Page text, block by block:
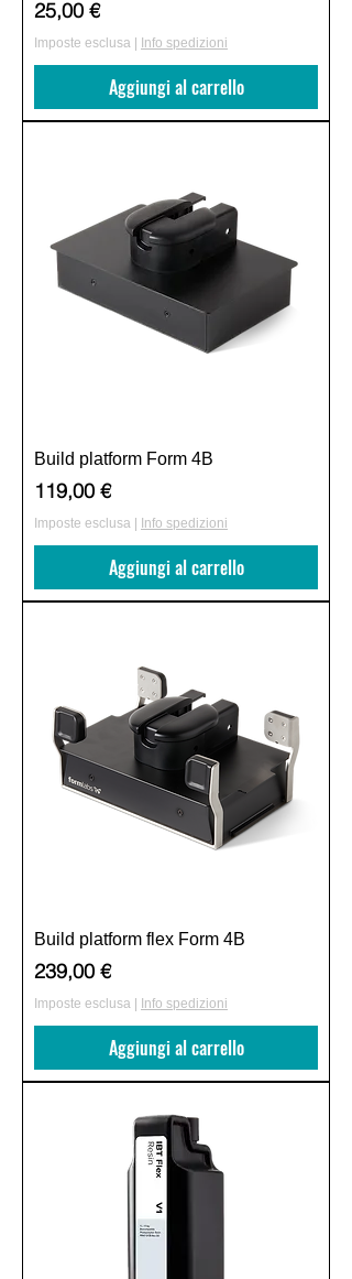
Prezzo
25,00 €
Imposte esclusa Info spedizioni
Aggiungi al carrello
Build platform Form 4B
Prezzo
119,00 €
Imposte esclusa Info spedizioni
Aggiungi al carrello
Build platform flex Form 4B
Prezzo
239,00 €
Imposte esclusa Info spedizioni
Aggiungi al carrello